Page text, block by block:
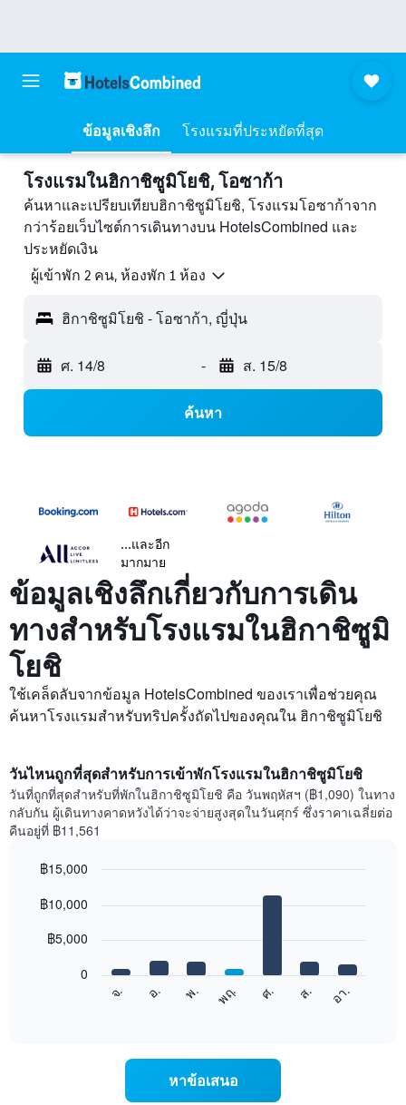
ข้อมูลเชิงลึก โรงแรมที่ประหยัดที่สุด
โรงแรมในฮิกาชิซูมิโยชิ, โอซาก้า
ค้นหาและเปรียบเทียบฮิกาชิซูมิโยชิ, โรงแรมโอซาก้าจาก
กว่าร้อยเว็บไซต์การเดินทางบน HotelsCombined และ
ประหยัดเงิน
ผู้เข้าพัก 2 คน, ห้องพัก 1 ห้อง
ฮิกาชิซูมิโยชิ - โอซาก้า, ญี่ปุ่น
ศ. 14/8 - ส. 15/8
ค้นหา
...และอีก
มากมาย
ข้อมูลเชิงลึกเกี่ยวกับการเดิน
ทางสำหรับโรงแรมในฮิกาชิซูมิ
โยชิ
ใช้เคล็ดลับจากข้อมูล HotelsCombined ของเราเพื่อช่วยคุณ
ค้นหาโรงแรมสำหรับทริปครั้งถัดไปของคุณใน ฮิกาชิซูมิโยชิ
วันไหนถูกที่สุดสำหรับการเข้าพักโรงแรมในฮิกาชิซูมิโยชิ
วันที่ถูกที่สุดสำหรับที่พักในฮิกาชิซูมิโยชิ คือ วันพฤหัสฯ (฿1,090) ในทาง
กลับกัน ผู้เดินทางคาดหวังได้ว่าจะจ่ายสูงสุดในวันศุกร์ ซึ่งราคาเฉลี่ยต่อ
คืนอยู่ที่ ฿11,561
chart
bars.
graphic.
จ. อ. พ. พฤ. ศ. ส. อา.
0
฿5,000
฿10,000
฿15,000
หาข้อเสนอ